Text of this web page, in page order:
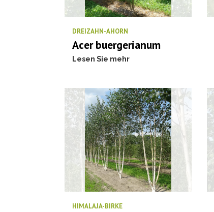
DREIZAHN-AHORN
Acer buergerianum
Lesen Sie mehr
HIMALAJA-BIRKE